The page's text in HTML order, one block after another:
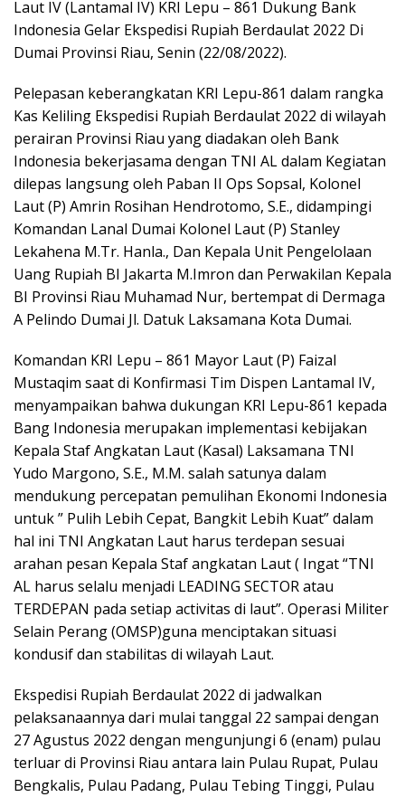
Laut IV (Lantamal IV) KRI Lepu – 861 Dukung Bank
Indonesia Gelar Ekspedisi Rupiah Berdaulat 2022 Di
Dumai Provinsi Riau, Senin (22/08/2022).
Pelepasan keberangkatan KRI Lepu-861 dalam rangka
Kas Keliling Ekspedisi Rupiah Berdaulat 2022 di wilayah
perairan Provinsi Riau yang diadakan oleh Bank
Indonesia bekerjasama dengan TNI AL dalam Kegiatan
dilepas langsung oleh Paban II Ops Sopsal, Kolonel
Laut (P) Amrin Rosihan Hendrotomo, S.E., didampingi
Komandan Lanal Dumai Kolonel Laut (P) Stanley
Lekahena M.Tr. Hanla., Dan Kepala Unit Pengelolaan
Uang Rupiah BI Jakarta M.Imron dan Perwakilan Kepala
BI Provinsi Riau Muhamad Nur, bertempat di Dermaga
A Pelindo Dumai Jl. Datuk Laksamana Kota Dumai.
Komandan KRI Lepu – 861 Mayor Laut (P) Faizal
Mustaqim saat di Konfirmasi Tim Dispen Lantamal IV,
menyampaikan bahwa dukungan KRI Lepu-861 kepada
Bang Indonesia merupakan implementasi kebijakan
Kepala Staf Angkatan Laut (Kasal) Laksamana TNI
Yudo Margono, S.E., M.M. salah satunya dalam
mendukung percepatan pemulihan Ekonomi Indonesia
untuk ” Pulih Lebih Cepat, Bangkit Lebih Kuat” dalam
hal ini TNI Angkatan Laut harus terdepan sesuai
arahan pesan Kepala Staf angkatan Laut ( Ingat “TNI
AL harus selalu menjadi LEADING SECTOR atau
TERDEPAN pada setiap activitas di laut”. Operasi Militer
Selain Perang (OMSP)guna menciptakan situasi
kondusif dan stabilitas di wilayah Laut.
Ekspedisi Rupiah Berdaulat 2022 di jadwalkan
pelaksanaannya dari mulai tanggal 22 sampai dengan
27 Agustus 2022 dengan mengunjungi 6 (enam) pulau
terluar di Provinsi Riau antara lain Pulau Rupat, Pulau
Bengkalis, Pulau Padang, Pulau Tebing Tinggi, Pulau